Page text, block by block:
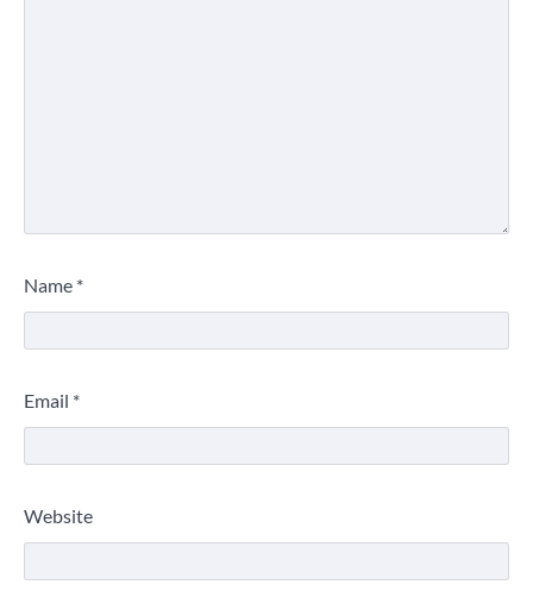
Name *
Email *
Website